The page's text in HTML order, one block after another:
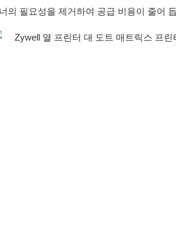
의 필요성을 제거하여 공급 비용이 줄어